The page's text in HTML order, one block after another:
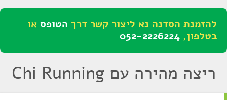
להזמנת הסדנה נא ליצור קשר דרך הטופס או
בטלפון, 052-2226224
ריצה מהירה עם Chi Running